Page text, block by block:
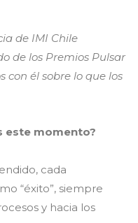
de IMI Chile
de los Premios Pulsar
con él sobre lo que los
este momento?
cada
“éxito”, siempre
y hacia los